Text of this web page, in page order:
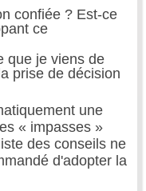
confiée ? Est-ce
ce
que je viens de
prise de décision
une
« impasses »
des conseils ne
d'adopter la